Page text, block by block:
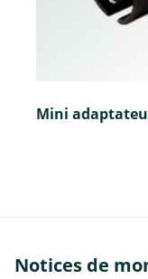
Mini
Notices de